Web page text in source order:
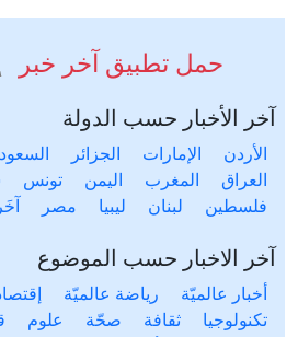
حمل تطبيق آخر خبر
آخر الأخبار حسب الدولة
الأردن الإمارات الجزائر
العراق
المغرب اليمن تونس
فلسطين
لبنان ليبيا مصر آخَر
آخر الاخبار حسب الموضوع
أخبار عالميّة رياضة عالميّة
تكنولوجيا
ثقافة صحّة علوم